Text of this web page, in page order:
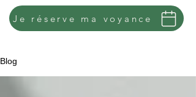
Je réserve ma voyance
Blog